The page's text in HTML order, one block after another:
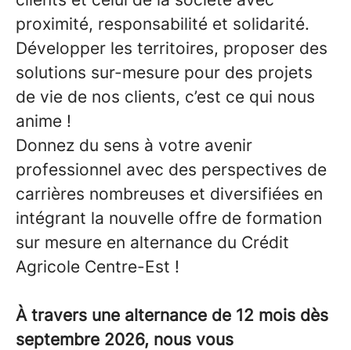
proximité, responsabilité et solidarité.
Développer les territoires, proposer des
solutions sur-mesure pour des projets
de vie de nos clients, c’est ce qui nous
anime !
Donnez du sens à votre avenir
professionnel avec des perspectives de
carrières nombreuses et diversifiées en
intégrant la nouvelle offre de formation
sur mesure en alternance du Crédit
Agricole Centre-Est !
À travers une alternance de 12 mois dès
septembre 2026, nous vous